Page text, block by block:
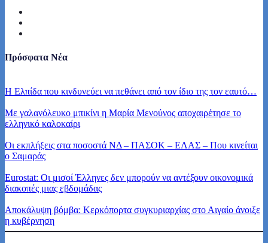
Πρόσφατα Νέα
Η Ελπίδα που κινδυνεύει να πεθάνει από τον ίδιο της τον εαυτό…
Με γαλανόλευκο μπικίνι η Μαρία Μενούνος αποχαιρέτησε το
ελληνικό καλοκαίρι
Οι εκπλήξεις στα ποσοστά ΝΔ – ΠΑΣΟΚ – ΕΛΑΣ – Που κινείται
ο Σαμαράς
Eurostat: Οι μισοί Έλληνες δεν μπορούν να αντέξουν οικονομικά
διακοπές μιας εβδομάδας
Αποκάλυψη βόμβα: Κερκόπορτα συγκυριαρχίας στο Αιγαίο άνοιξε
η κυβέρνηση